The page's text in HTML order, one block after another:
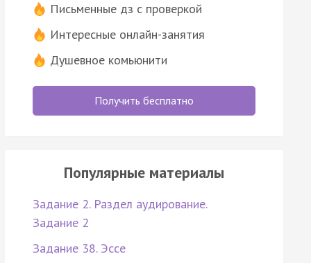
Письменные дз с проверкой
Интересные онлайн-занятия
Душевное комьюнити
Получить бесплатно
Популярные материалы
Задание 2. Раздел аудирование.
Задание 2
Задание 38. Эссе